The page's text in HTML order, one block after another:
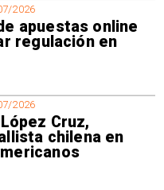
2026
apuestas online
regulación en
2026
Cruz,
chilena en